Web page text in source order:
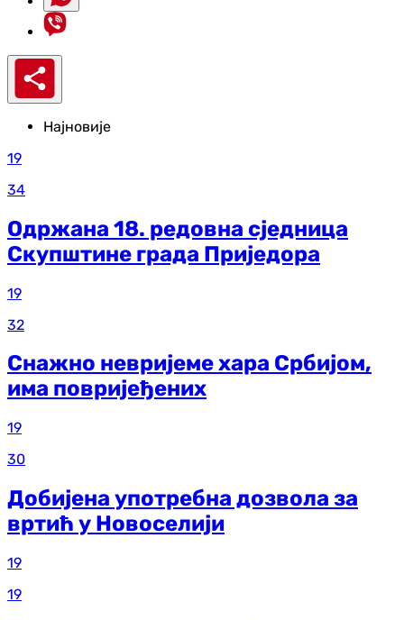
Најновије
19
34
Одржана 18. редовна сједница
Скупштине града Приједора
19
32
Снажно невријеме хара Србијом,
има повријеђених
19
30
Добијена употребна дозвола за
вртић у Новоселији
19
19